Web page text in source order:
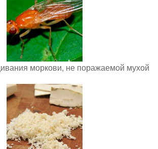
моркови, не поражаемой мухой